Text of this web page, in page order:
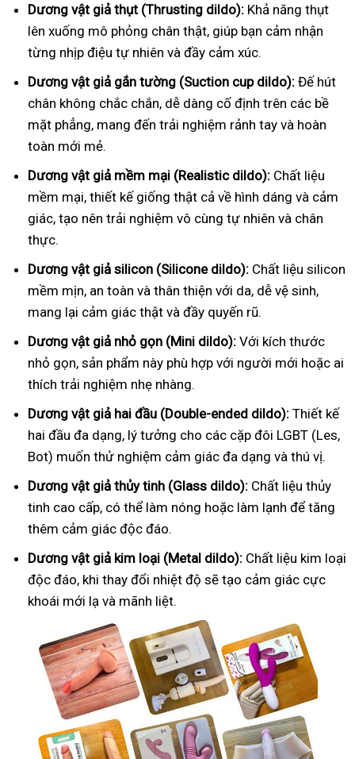
Dương vật giả thụt (Thrusting dildo): Khả năng thụt
lên xuống mô phỏng chân thật, giúp bạn cảm nhận
từng nhịp điệu tự nhiên và đầy cảm xúc.
Dương vật giả gắn tường (Suction cup dildo): Đế hút
chân không chắc chắn, dễ dàng cố định trên các bề
mặt phẳng, mang đến trải nghiệm rảnh tay và hoàn
toàn mới mẻ.
Dương vật giả mềm mại (Realistic dildo): Chất liệu
mềm mại, thiết kế giống thật cả về hình dáng và cảm
giác, tạo nên trải nghiệm vô cùng tự nhiên và chân
thực.
Dương vật giả silicon (Silicone dildo): Chất liệu silicon
mềm mịn, an toàn và thân thiện với da, dễ vệ sinh,
mang lại cảm giác thật và đầy quyến rũ.
Dương vật giả nhỏ gọn (Mini dildo): Với kích thước
nhỏ gọn, sản phẩm này phù hợp với người mới hoặc ai
thích trải nghiệm nhẹ nhàng.
Dương vật giả hai đầu (Double-ended dildo): Thiết kế
hai đầu đa dạng, lý tưởng cho các cặp đôi LGBT (Les,
Bot) muốn thử nghiệm cảm giác đa dạng và thú vị.
Dương vật giả thủy tinh (Glass dildo): Chất liệu thủy
tinh cao cấp, có thể làm nóng hoặc làm lạnh để tăng
thêm cảm giác độc đáo.
Dương vật giả kim loại (Metal dildo): Chất liệu kim loại
độc đáo, khi thay đổi nhiệt độ sẽ tạo cảm giác cực
khoái mới lạ và mãnh liệt.